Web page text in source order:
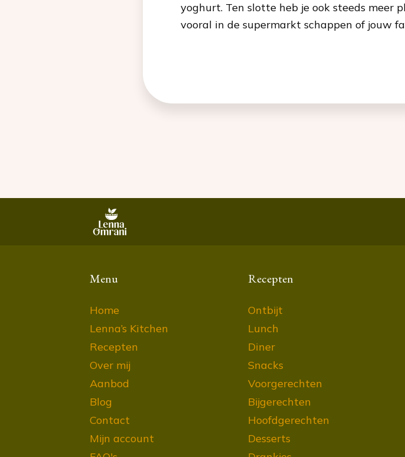
yoghurt. Ten slotte heb je ook steeds meer
vooral in de supermarkt schappen of jouw
Menu
Home
Lenna’s Kitchen
Recepten
Over mij
Aanbod
Blog
Contact
Mijn account
Recepten
Ontbijt
Lunch
Diner
Snacks
Voorgerechten
Bijgerechten
Hoofdgerechten
Desserts